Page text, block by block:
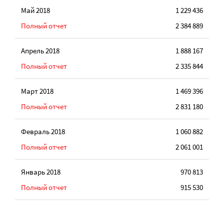
Май 2018
1 229 436
2 384 889
Полный отчет
Апрель 2018
1 888 167
2 335 844
Полный отчет
Март 2018
1 469 396
2 831 180
Полный отчет
Февраль 2018
1 060 882
2 061 001
Полный отчет
Январь 2018
970 813
915 530
Полный отчет